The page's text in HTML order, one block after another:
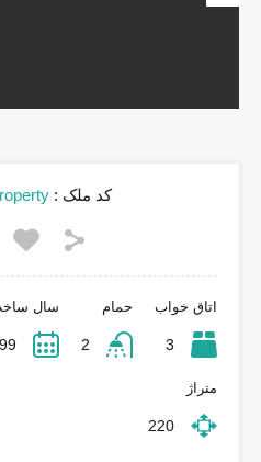
کد ملک : RH-5383-property
اتاق خواب
3
حمام
2
سال
99
متراژ
220